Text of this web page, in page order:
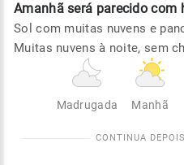
Amanhã será parecido com
Sol com muitas nuvens e
Muitas nuvens à noite, sem
Madrugada Manhã